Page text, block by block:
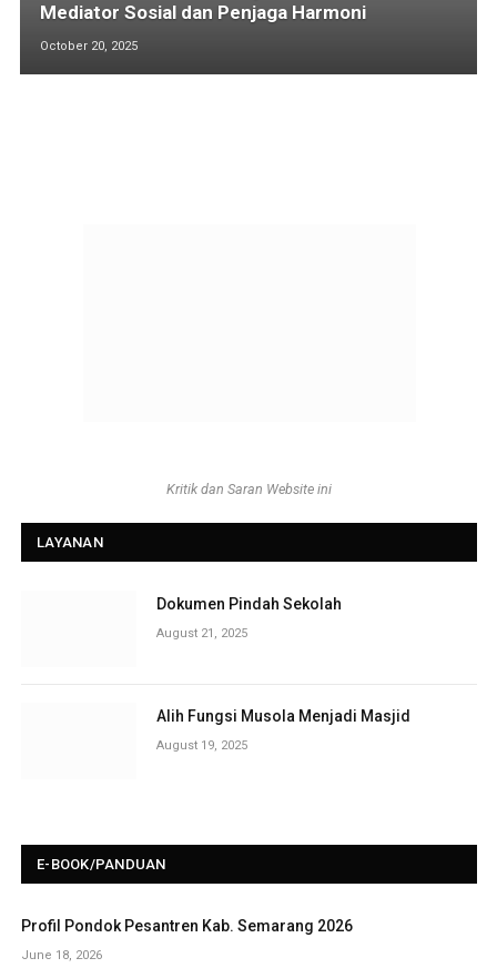
Mediator Sosial dan Penjaga Harmoni
October 20, 2025
Kritik dan Saran Website ini
LAYANAN
Dokumen Pindah Sekolah
August 21, 2025
Alih Fungsi Musola Menjadi Masjid
August 19, 2025
E-BOOK/PANDUAN
Profil Pondok Pesantren Kab. Semarang 2026
June 18, 2026